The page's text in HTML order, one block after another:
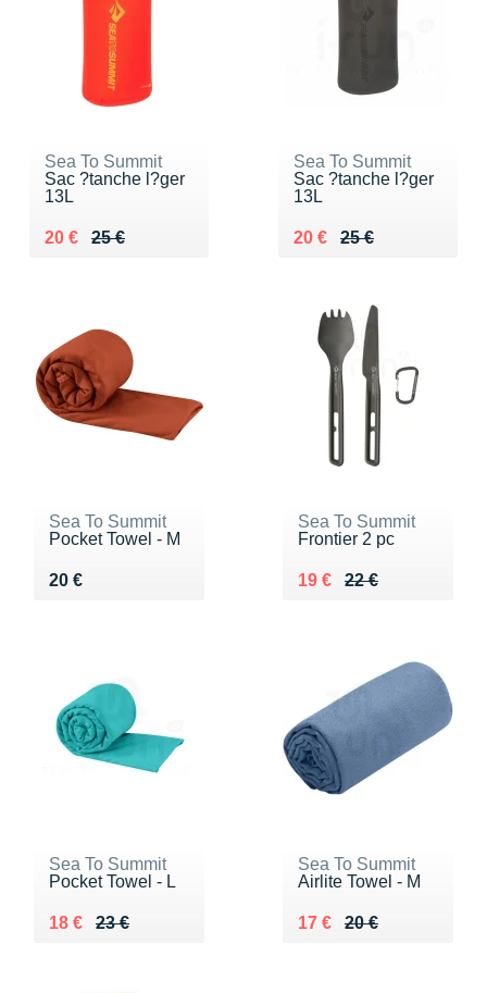
Sea To Summit
Sac ?tanche l?ger
13L
25 €
Au lieu de 25 €
20 €
Vendu 20 €
Sea To Summit
Sac ?tanche l?ger
13L
25 €
Au lieu de 25 €
20 €
Vendu 20 €
Sea To Summit
Pocket Towel - M
20 €
Vendu 20 €
Sea To Summit
Frontier 2 pc
22 €
Au lieu de 22 €
19 €
Vendu 19 €
Sea To Summit
Pocket Towel - L
23 €
Au lieu de 23 €
18 €
Vendu 18 €
Sea To Summit
Airlite Towel - M
20 €
Au lieu de 20 €
17 €
Vendu 17 €